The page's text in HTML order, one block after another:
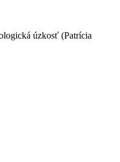
úzkosť (Patrícia